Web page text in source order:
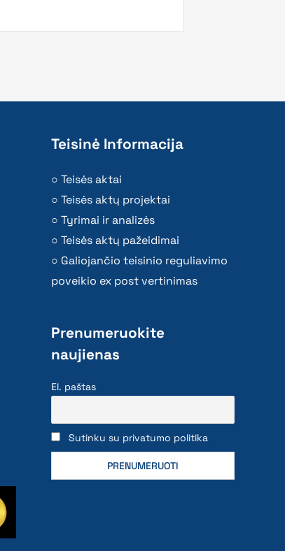
Teisinė Informacija
Teisės aktai
Teisės aktų projektai
Tyrimai ir analizės
Teisės aktų pažeidimai
Galiojančio teisinio reguliavimo
poveikio ex post vertinimas
Prenumeruokite
naujienas
El. paštas
Sutinku su privatumo politika